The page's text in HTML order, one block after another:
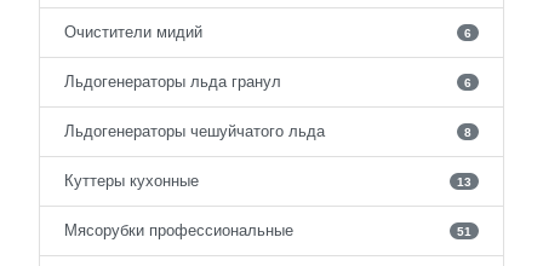
Очистители мидий 6
Льдогенераторы льда гранул 6
Льдогенераторы чешуйчатого льда 8
Куттеры кухонные 13
Мясорубки профессиональные 51